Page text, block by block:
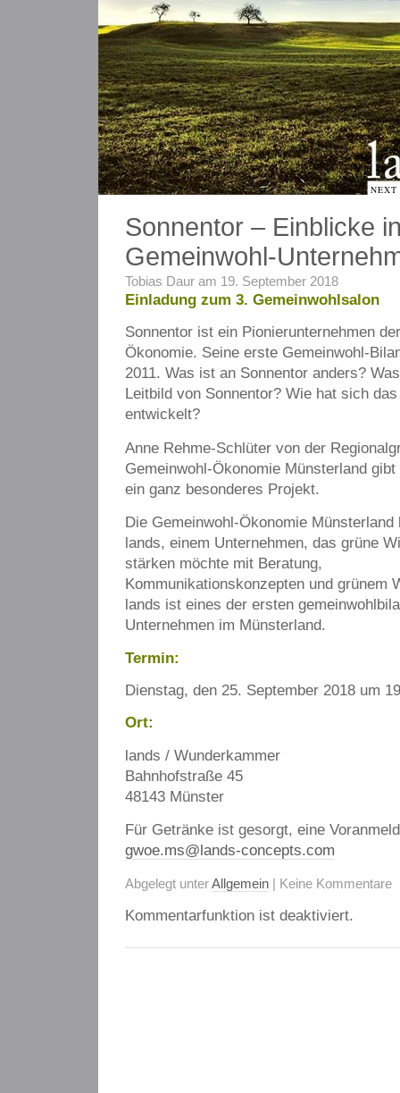
NEXT
Sonnentor – Einblicke
Gemeinwohl-
Tobias Daur am 19. September 2018
Einladung zum 3. Gemeinwohlsalon
Sonnentor ist ein Pionierunternehmen
Ökonomie. Seine erste Gemeinwohl-
2011. Was ist an Sonnentor anders?
Leitbild von Sonnentor? Wie hat sich
entwickelt?
Anne Rehme-Schlüter von der
Gemeinwohl-Ökonomie Münsterland
ein ganz besonderes Projekt.
Die Gemeinwohl-Ökonomie Münsterland
lands, einem Unternehmen, das grüne
stärken möchte mit Beratung,
Kommunikationskonzepten und grünem
lands ist eines der ersten
Unternehmen im Münsterland.
Termin:
Dienstag, den 25. September 2018 um
Ort:
lands / Wunderkammer
Bahnhofstraße 45
48143 Münster
Für Getränke ist gesorgt, eine
gwoe.ms@lands-concepts.com
Abgelegt unterAllgemein | Keine Kommentare
Kommentarfunktion ist deaktiviert.